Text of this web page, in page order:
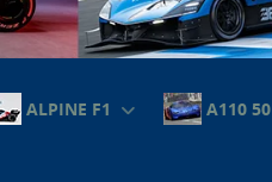
ALPINE F1 A110 50